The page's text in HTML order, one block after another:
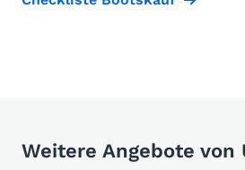
Weitere Angebote von